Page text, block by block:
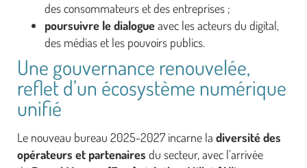
des consommateurs et des entreprises ;
poursuivre le dialogueavec les acteurs du digital,
des médias et les pouvoirs publics.
Une gouvernance renouvelée,
reflet d’un écosystème numérique
unifié
Le nouveau bureau 2025-2027 incarne la diversité des
opérateurs et partenaires du secteur, avec l’arrivée